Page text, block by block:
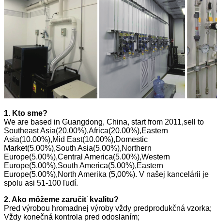
1. Kto sme?
We are based in Guangdong, China, start from 2011,sell to
Southeast Asia(20.00%),Africa(20.00%),Eastern
Asia(10.00%),Mid East(10.00%),Domestic
Market(5.00%),South Asia(5.00%),Northern
Europe(5.00%),Central America(5.00%),Western
Europe(5.00%),South America(5.00%),Eastern
Europe(5.00%),North Amerika (5,00%). V našej kancelárii je
spolu asi 51-100 ľudí.
2. Ako môžeme zaručiť kvalitu?
Pred výrobou hromadnej výroby vždy predprodukčná vzorka;
Vždy konečná kontrola pred odoslaním;